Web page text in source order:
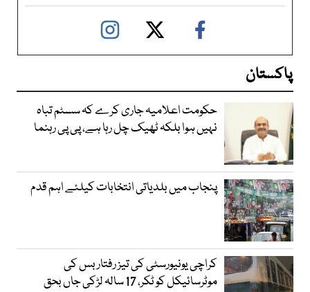
پاکستان
حکومت اعلامیہ جاری کرے کہ سسٹم تباہ
نہیں ہوا بلکہ ٹھیک چل رہا ہے، پی پی رہنما
پنجاب میں بلدیاتی انتخابات کیلئے اہم قدم
کراچی یونیورسٹی کی تیز رفتار بس کی
موٹرسائیکل کو ٹکر، 17 سالہ لڑکی جاں بحق